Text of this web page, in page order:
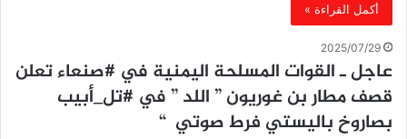
أكمل القراءة »
2025/07/29
عاجل ـ القوات المسلحة اليمنية في #صنعاء تعلن
قصف مطار بن غوريون ” اللد ” في #تل_أبيب
بصاروخ باليستي فرط صوتي “